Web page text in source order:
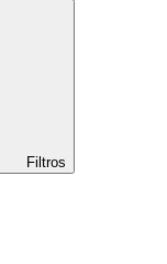
Filtros